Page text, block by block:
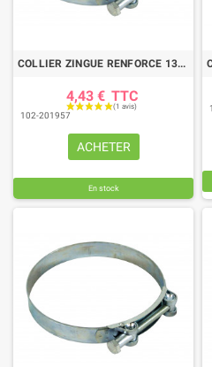
COLLIER ZINGUE RENFORCE 131/139
4,43 € TTC
102-201957
ACHETER
En stock